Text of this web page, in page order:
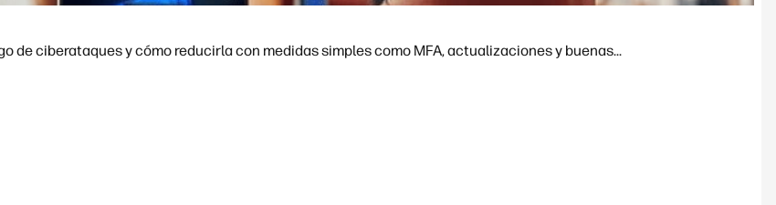
de ciberataques y cómo reducirla con medidas simples como MFA, actualizaciones y buenas...